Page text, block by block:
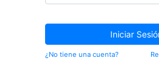
Iniciar
¿No tiene una cuenta?